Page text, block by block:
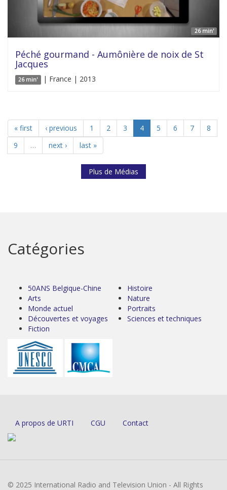
26 min'
Péché gourmand - Aumônière de noix de St
Jacques
26 min' | France | 2013
« first ‹ previous 1 2 3 4 5 6 7
8
9
… next › last »
Plus de Médias
Catégories
50ANS Belgique-Chine
Arts
Monde actuel
Découvertes et voyages
Fiction
Histoire
Nature
Portraits
Sciences et techniques
A propos de URTI CGU Contact
© 2025 International Radio and Television Union - All Rights